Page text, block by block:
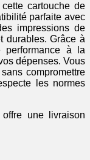
cartouche de
parfaite avec
impressions de
durables. Grâce à
performance à la
dépenses. Vous
compromettre
les normes
une livraison